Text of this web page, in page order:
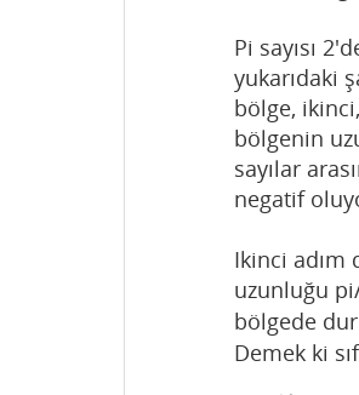
Pi sayısı
yukarıdaki
bölge,
bölgenin
sayılar
negatif
Ikinci adım
uzunluğu
bölgede
Demek ki